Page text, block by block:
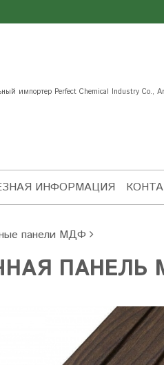
импортер Perfect Chemical Industry Co.,
ИНФОРМАЦИЯ
панели МДФ